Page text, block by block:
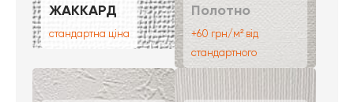
ЖАККАРД
стандартна ціна
Полотно
+60 грн/м² від
стандартного